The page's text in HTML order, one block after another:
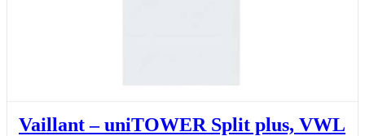
Vaillant – uniTOWER Split plus, VWL